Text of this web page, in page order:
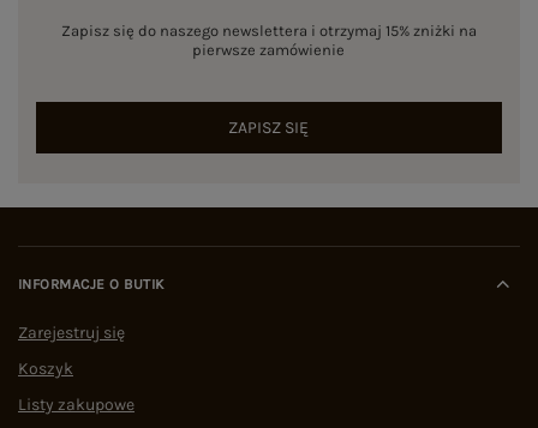
Zapisz się do naszego newslettera i otrzymaj 15% zniżki na
pierwsze zamówienie
ZAPISZ SIĘ
INFORMACJE O BUTIK
Zarejestruj się
Koszyk
Listy zakupowe